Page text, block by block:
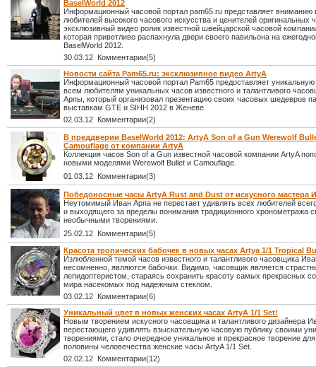
BaselWorld 2012
Информационный часовой портал pam65.ru представляет вниманию
любителей высокого часового искусства и ценителей оригинальных
эксклюзивный видео ролик известной швейцарской часовой
которая приветливо распахнула двери своего павильона на
BaselWorld 2012.
30.03.12 Комментарии(5)
Новости сайта Pam65.ru: эксклюзивное видео ArtyA
Информационный часовой портал Pam65 предоставляет
всем любителям уникальных часов известного и талантливого
Арпы, который организовал презентацию своих часовых шедевров
выставкам GTE и SIHH 2012 в Женеве.
02.03.12 Комментарии(2)
В преддверии BaselWorld 2012: ArtyA Son of a Gun Werewolf
Camouflage от компании ArtyA
Коллекция часов Son of a Gun известной часовой компании ArtyA
новыми моделями Werewolf Bullet и Camouflage.
01.03.12 Комментарии(3)
Победоносные часы ArtyA Rust and Dust от искусного мастера
Неутомимый Иван Арпа не перестает удивлять всех любителей
и выходящего за пределы понимания традиционного хронометража
необычными творениями.
25.02.12 Комментарии(5)
Красота тропических бабочек в новых часах Artya 1/1 Tropical
Излюбленной темой часов известного и талантливого часовщика
несомненно, являются бабочки. Видимо, часовщик является
лепидоптеристом, стараясь сохранить красоту самых прекрасных
мира насекомых под надежным стеклом.
03.02.12 Комментарии(6)
Уникальный цвет в новых женских часах ArtyA 1/1 Set!
Новым творением искусного часовщика и талантливого дизайнера
перестающего удивлять взыскательную часовую публику своими
творениями, стало очередное уникальное и прекрасное творение
половины человечества женские часы ArtyA 1/1 Set.
02.02.12 Комментарии(12)